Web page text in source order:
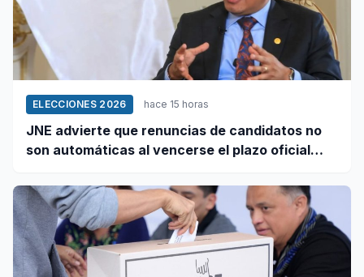
ELECCIONES 2026 hace 15 horas
JNE advierte que renuncias de candidatos no
son automáticas al vencerse el plazo oficial